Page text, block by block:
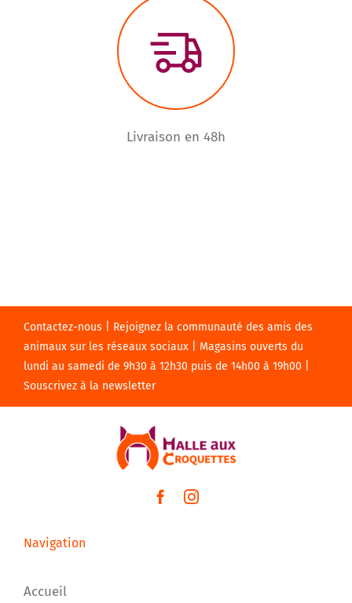
Livraison en 48h
Contactez-nous | Rejoignez la communauté des amis des
animaux sur les réseaux sociaux | Magasins ouverts du
lundi au samedi de 9h30 à 12h30 puis de 14h00 à 19h00 |
Souscrivez à la newsletter
Navigation
Accueil